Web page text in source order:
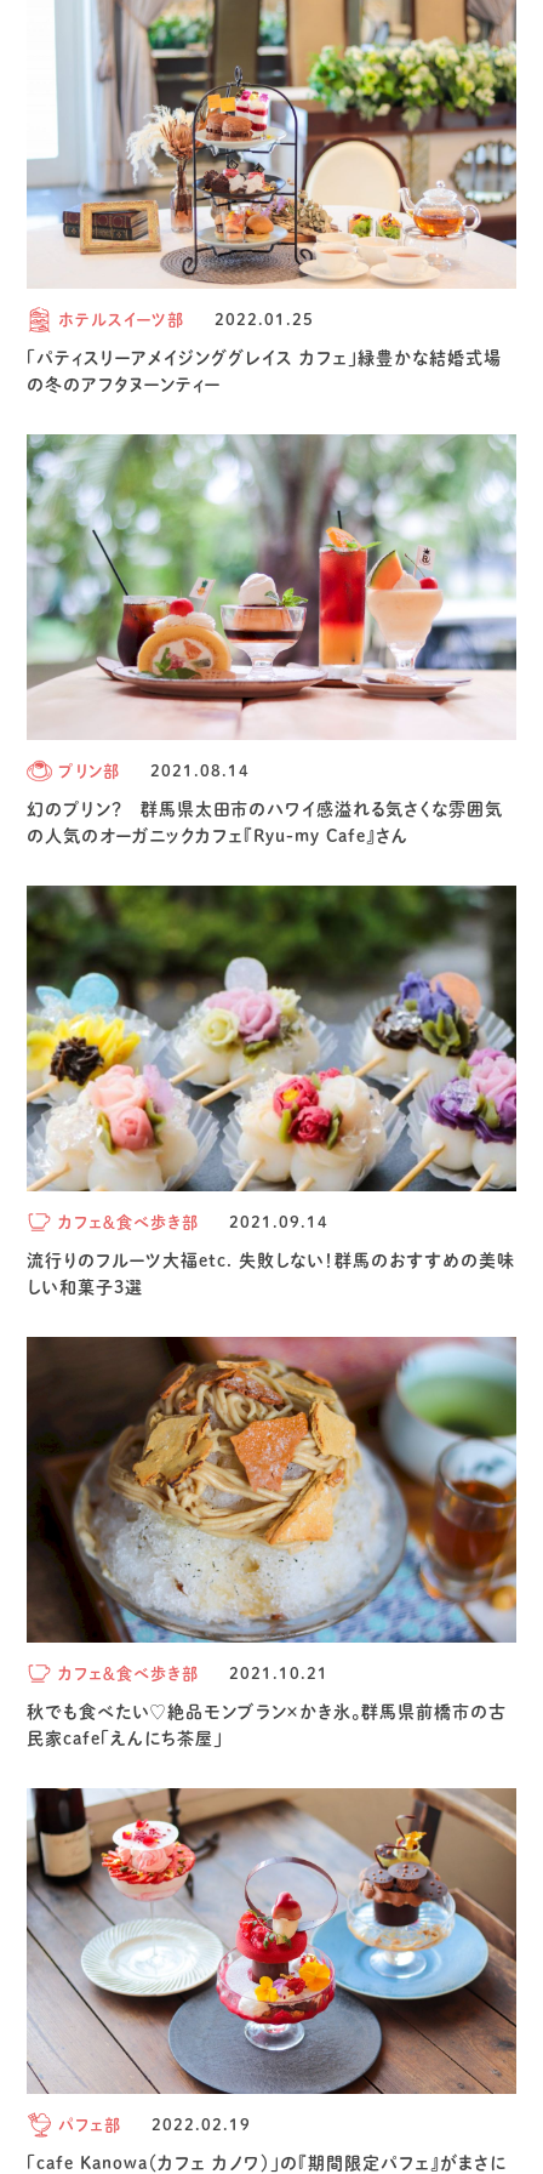
ホテルスイーツ部 2022.01.25
「パティスリーアメイジンググレイス カフェ」緑豊かな結婚式場
の冬のアフタヌーンティー
プリン部 2021.08.14
幻のプリン？ 群馬県太田市のハワイ感溢れる気さくな雰囲気
の人気のオーガニックカフェ『Ryu-my Cafe』さん
カフェ＆食べ歩き部 2021.09.14
流行りのフルーツ大福etc. 失敗しない！群馬のおすすめの美味
しい和菓子3選
カフェ＆食べ歩き部 2021.10.21
秋でも食べたい♡絶品モンブラン×かき氷。群馬県前橋市の古
民家cafe「えんにち茶屋」
パフェ部 2022.02.19
「cafe Kanowa（カフェ カノワ）」の『期間限定パフェ』がまさに